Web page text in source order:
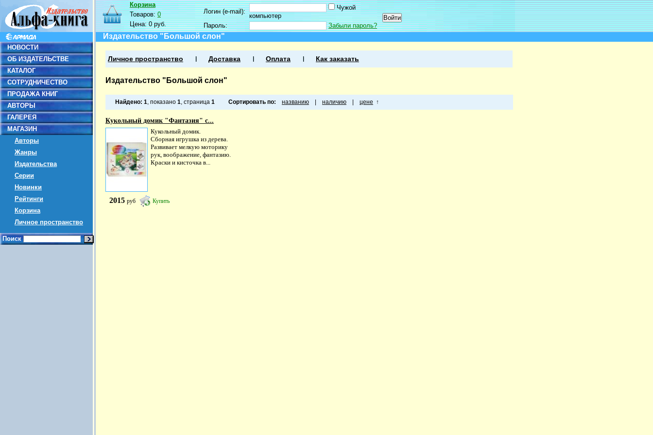
НОВОСТИ
ОБ ИЗДАТЕЛЬСТВЕ
КАТАЛОГ
СОТРУДНИЧЕСТВО
ПРОДАЖА КНИГ
АВТОРЫ
ГАЛЕРЕЯ
МАГАЗИН
Авторы
Жанры
Издательства
Серии
Новинки
Рейтинги
Корзина
Личное пространство
Поиск
Корзина
Товаров:0
Цена:0 руб.
Логин (e-mail):
Чужой
компьютер
Пароль:
Забыли пароль?
Издательство "Большой слон"
Личное пространство Доставка Оплата Как заказать
Издательство "Большой слон"
Найдено: 1, показано 1, страница 1 Сортировать по: названию наличию цене ↑
Кукольный домик "Фантазия" с...
Кукольный домик.
Сборная игрушка из дерева.
Развивает мелкую моторику
рук, воображение, фантазию.
Краски и кисточка в...
2015 руб Купить